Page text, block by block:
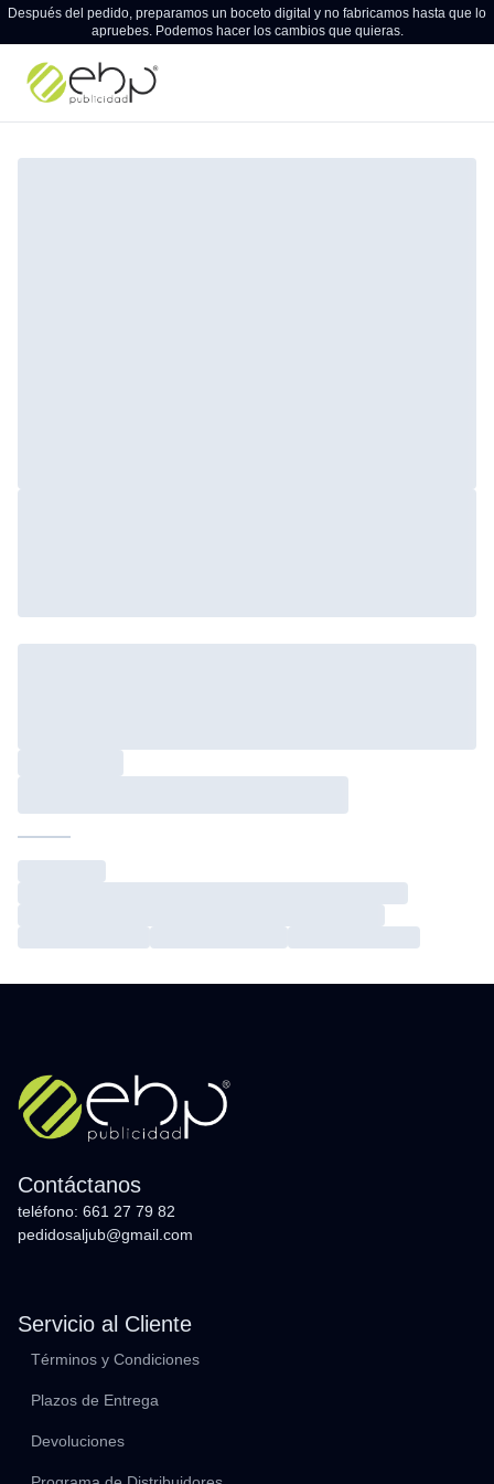
Después del pedido, preparamos un boceto digital y no fabricamos hasta que lo
apruebes. Podemos hacer los cambios que quieras.
Contáctanos
teléfono: 661 27 79 82
pedidosaljub@gmail.com
Servicio al Cliente
Términos y Condiciones
Plazos de Entrega
Devoluciones